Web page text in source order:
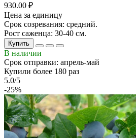
930.00 ₽
Цена за единицу
Срок созревания: средний.
Рост саженца: 30-40 см.
Купить
В наличии
Срок отправки: апрель-май
Купили более 180 раз
5.0/5
-25%